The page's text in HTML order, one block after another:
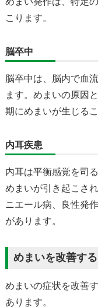
こります。
脳卒中
脳卒中は、脳内で血
ます。めまいの原因
期にめまいが生じる
内耳疾患
内耳は平衡感覚を司
めまいが引き起こさ
ニエール病、良性発
があります。
めまいを改善す
めまいの症状を改善
あります。